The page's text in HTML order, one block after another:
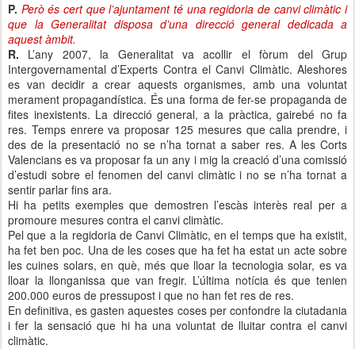
P. Però és cert que l’ajuntament té una regidoria de canvi climàtic i
que la Generalitat disposa d’una direcció general dedicada a
aquest àmbit.
R. L’any 2007, la Generalitat va acollir el fòrum del Grup
Intergovernamental d’Experts Contra el Canvi Climàtic. Aleshores
es van decidir a crear aquests organismes, amb una voluntat
merament propagandística. És una forma de fer-se propaganda de
fites inexistents. La direcció general, a la pràctica, gairebé no fa
res. Temps enrere va proposar 125 mesures que calia prendre, i
des de la presentació no se n’ha tornat a saber res. A les Corts
Valencians es va proposar fa un any i mig la creació d’una comissió
d’estudi sobre el fenomen del canvi climàtic i no se n’ha tornat a
sentir parlar fins ara.
Hi ha petits exemples que demostren l’escàs interès real per a
promoure mesures contra el canvi climàtic.
Pel que a la regidoria de Canvi Climàtic, en el temps que ha existit,
ha fet ben poc. Una de les coses que ha fet ha estat un acte sobre
les cuines solars, en què, més que lloar la tecnologia solar, es va
lloar la llonganissa que van fregir. L’última notícia és que tenien
200.000 euros de pressupost i que no han fet res de res.
En definitiva, es gasten aquestes coses per confondre la ciutadania
i fer la sensació que hi ha una voluntat de lluitar contra el canvi
climàtic.